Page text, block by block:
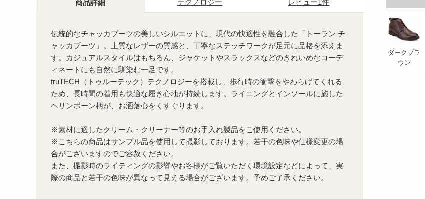
商品詳細 テクノロジー レビュー1件
伝統的なチャッカブーツの美しいシルエットに、現代の快適性を融合した「トーラン チ
ャッカブーツ」。上質なレザーの質感と、丁寧なステッチワークが足元に品格を添えま
す。カジュアルスタイルはもちろん、ジャケットやスラックスなどのきれいめなコーデ
ィネートにも自然に馴染む一足です。
truTECH（トゥルーテック）テクノロジーを搭載し、歩行時の衝撃をやわらげてくれる
ため、長時間の着用も快適な履き心地が持続します。ライニングとインソールに施した
ヘリンボーン柄が、お洒落心をくすぐります。
※素材に適したクリーム・クリーナー等のお手入れ製品をご使用ください。
※こちらの商品はサンプル品を使用して撮影しております。若干の色味や仕様変更の場
合がございますのでご容赦ください。
また、撮影時のライティングの影響やお客様がご覧いただく環境設定などによって、実
際の商品と若干の色味が異なって見える場合がございます。予めご了承ください。
ダークブラ
ウン